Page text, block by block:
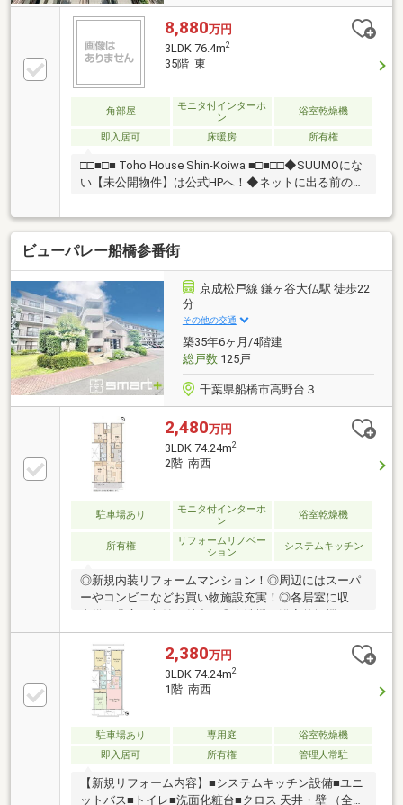
8,880万円
3LDK 76.4m2
35階 東
角部屋
モニタ付インターホ
ン
浴室乾燥機
即入居可 床暖房 所有権
□□■□■ Toho House Shin-Koiwa ■□■□□◆SUUMOにな
い【未公開物件】は公式HPへ！◆ネットに出る前の
「フライング情報」を限定公開中！◆東宝ハウス新小
岩が選ばれる3つの理由◆①【業界最低水準の提携住
宅ローン】優遇金利＆各種手数料0円！独自審査でロ
ーンに強い！②【未来カレンダー】専用ソフトで将来
の資金計画を無料シミュレーション。③【ご購入後の
生涯サポート】売って終わりではなく、お引渡し後も
一生涯お守りします。◆HPにて【写真付きお客様の
声】1400件以上公開中！◆お問合せは【資料請求】又
は【 0120-104-581 】まで！
ビューパレー船橋参番街
京成松戸線 鎌ヶ谷大仏駅 徒歩22
分
その他の交通
築35年6ヶ月/4階建
総戸数125戸
千葉県船橋市高野台３
2,480万円
3LDK 74.24m2
2階 南西
駐車場あり
モニタ付インターホ
ン
浴室乾燥機
所有権
リフォームリノベー
ション
システムキッチン
◎新規内装リフォームマンション！◎周辺にはスーパ
ーやコンビニなどお買い物施設充実！◎各居室に収納
設備充実！◎LDKは家具を置いてもゆとりある広さ！
家族団らんの時間をゆったり過ごすことができます
ね！【リフォーム内容】・システムキッチン交換・ユ
ニットバス交換・洗面化粧台交換・トイレ交換・床
材、クロス、建具交換・ダウンライト、照明器具設
置・ハウスクリーニングなど
2,380万円
3LDK 74.24m2
1階 南西
駐車場あり 専用庭
浴室乾燥機
即入居可
所有権 管理人常駐
【新規リフォーム内容】■システムキッチン設備■ユニ
ットバス■トイレ■洗面化粧台■クロス 天井・壁 （全